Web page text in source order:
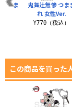
まま
鬼舞辻無惨 つま
れ 女性Ver.
¥770（税込）
この商品を買った